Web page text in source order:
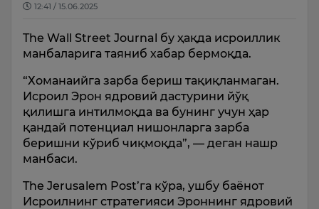
12:41 / 15.06.2025
The Wall Street Journal бу ҳақда исроиллик
манбаларига таяниб хабар бермоқда.
“Хоманаийга зарба бериш тақиқланмаган.
Исроил Эрон ядровий дастурини йўқ
қилишга интилмоқда ва бунинг учун ҳар
қандай потенциал нишонларга зарба
беришни кўриб чиқмоқда”, — деган нашр
манбаси.
The Jerusalem Post’га кўра, ушбу баёнот
Исроилнинг стратегияси Эроннинг ядровий